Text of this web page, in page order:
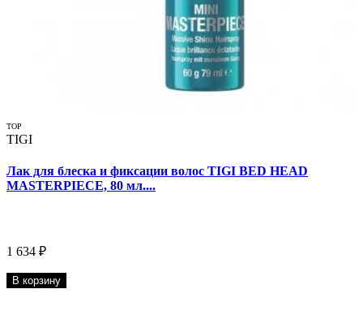
TOP
TIGI
Лак для блеска и фиксации волос TIGI BED HEAD
MASTERPIECE, 80 мл....
1 634 ₽
В корзину